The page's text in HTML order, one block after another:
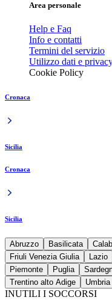
Area personale
Help e Faq
Info e contatti
Termini del servizio
Utilizzo dati e
Cookie Policy
Cronaca
Sicilia
Cronaca
Sicilia
Abruzzo Basilicata
Friuli Venezia Giulia
Lazio
Piemonte
Puglia
Trentino alto Adige
Umbria
INUTILI I SOCCORSI